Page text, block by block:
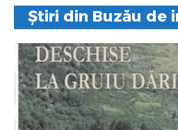
Știri din Buzău de